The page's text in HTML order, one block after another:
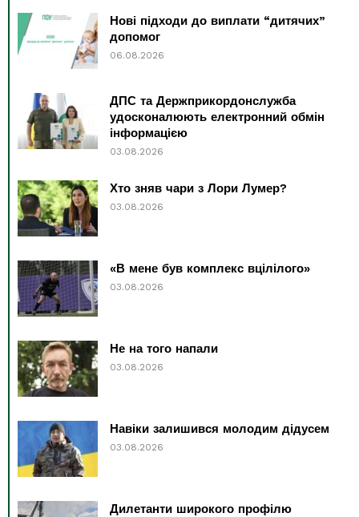
Нові підходи до виплати “дитячих”
допомог
06.08.2026
ДПС та Держприкордонслужба
удосконалюють електронний обмін
інформацією
03.08.2026
Хто зняв чари з Лори Лумер?
03.08.2026
«В мене був комплекс вцілілого»
03.08.2026
Не на того напали
03.08.2026
Навіки залишився молодим дідусем
03.08.2026
Дилетанти широкого профілю